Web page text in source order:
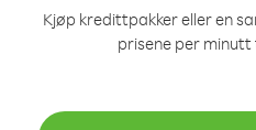
Kjøp kredittpakker eller en
prisene per